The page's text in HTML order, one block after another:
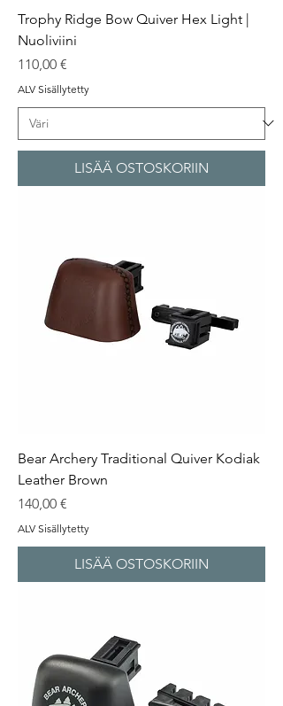
Trophy Ridge Bow Quiver Hex Light |
Nuoliviini
Hinta
110,00 €
ALV Sisällytetty
LISÄÄ OSTOSKORIIN
Bear Archery Traditional Quiver Kodiak
Leather Brown
Hinta
140,00 €
ALV Sisällytetty
LISÄÄ OSTOSKORIIN